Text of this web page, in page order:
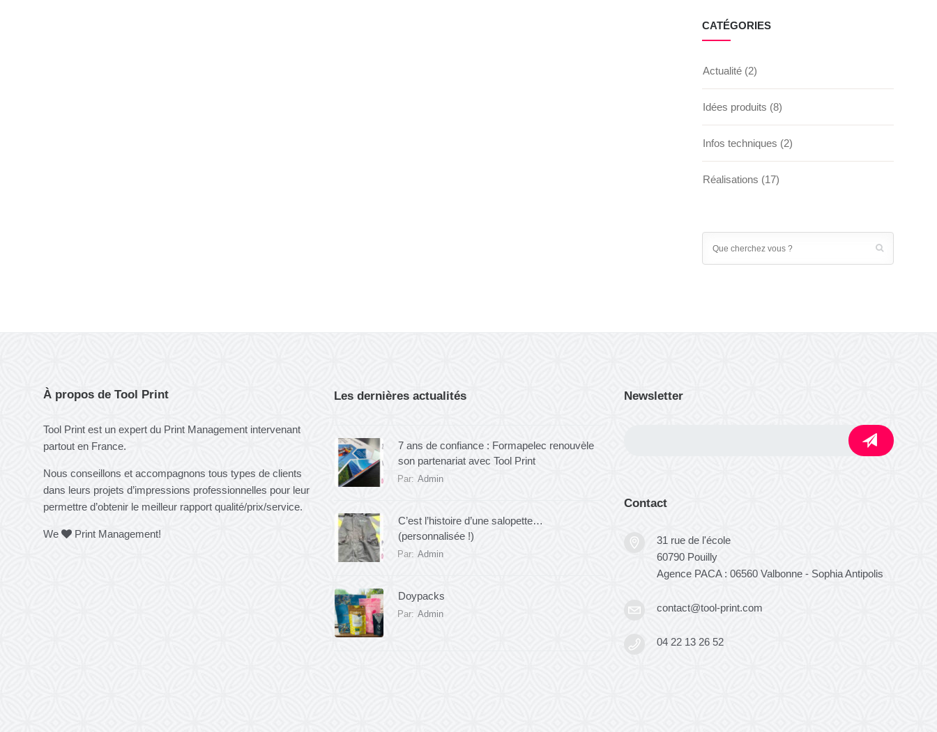
CATÉGORIES
Actualité (2)
Idées produits (8)
Infos techniques (2)
Réalisations (17)
À propos de Tool Print
Tool Print est un expert du Print Management intervenant
partout en France.
Nous conseillons et accompagnons tous types de clients
dans leurs projets d’impressions professionnelles pour leur
permettre d’obtenir le meilleur rapport qualité/prix/service.
We Print Management!
Les dernières actualités
7 ans de confiance : Formapelec renouvèle
son partenariat avec Tool Print
Par: Admin
C’est l’histoire d’une salopette…
(personnalisée !)
Par: Admin
Doypacks
Par: Admin
Newsletter
Contact
31 rue de l'école
60790 Pouilly
Agence PACA : 06560 Valbonne - Sophia Antipolis
contact@tool-print.com
04 22 13 26 52